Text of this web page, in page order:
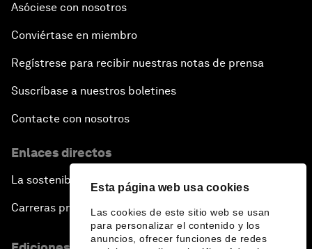
Esta página web usa cookies
Las cookies de este sitio web se usan
para personalizar el contenido y los
anuncios, ofrecer funciones de redes
Asóciese con nosotros
Conviértase en miembro
Regístrese para recibir nuestras notas de prensa
Suscríbase a nuestros boletines
Contacte con nosotros
Enlaces directos
La sostenibilidad en el Foro
Carreras profesionales